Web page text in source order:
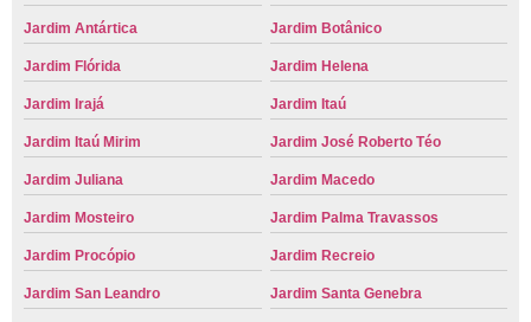
Jardim Antártica Jardim Botânico
Jardim Flórida Jardim Helena
Jardim Irajá Jardim Itaú
Jardim Itaú Mirim Jardim José Roberto Téo
Jardim Juliana Jardim Macedo
Jardim Mosteiro Jardim Palma Travassos
Jardim Procópio Jardim Recreio
Jardim San Leandro Jardim Santa Genebra